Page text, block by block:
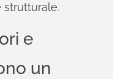
strutturale.
e
un